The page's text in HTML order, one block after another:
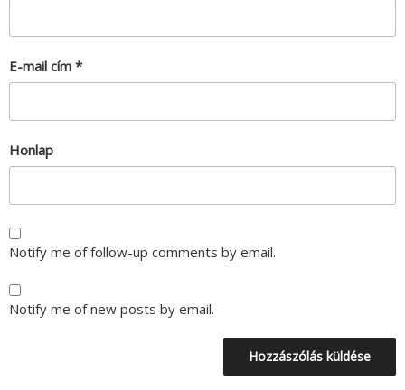
E-mail cím *
Honlap
Notify me of follow-up comments by email.
Notify me of new posts by email.